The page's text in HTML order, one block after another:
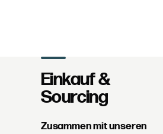
Einkauf &
Sourcing
Zusammen mit unseren